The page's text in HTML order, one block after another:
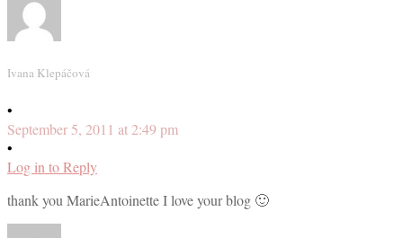
Ivana Klepáčová
•
September 5, 2011 at 2:49 pm
•
Log in to Reply
thank you MarieAntoinette I love your blog 🙂